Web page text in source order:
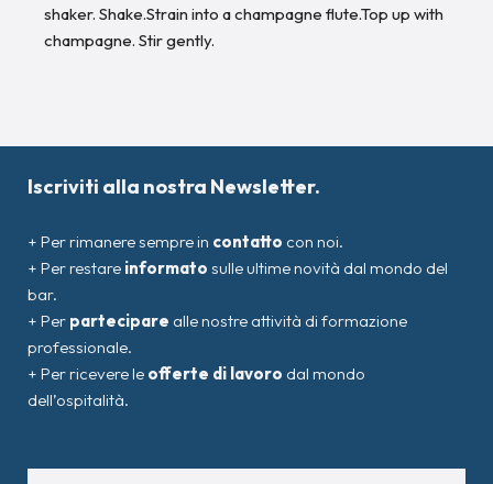
shaker. Shake.Strain into a champagne flute.Top up with
champagne. Stir gently.
Iscriviti alla nostra Newsletter.
+ Per rimanere sempre in contatto con noi.
+ Per restare informato sulle ultime novità dal mondo del
bar.
+ Per partecipare alle nostre attività di formazione
professionale.
+ Per ricevere le offerte di lavoro dal mondo
dell’ospitalità.